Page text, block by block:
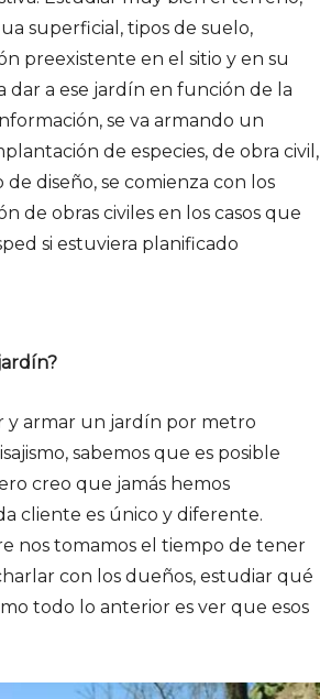
superficial, tipos de suelo,
preexistente en el sitio y en su
dar a ese jardín en función de la
se va armando un
de especies, de obra civil,
diseño, se comienza con los
de obras civiles en los casos que
si estuviera planificado
y armar un jardín por metro
sabemos que es posible
creo que jamás hemos
cliente es único y diferente.
nos tomamos el tiempo de tener
con los dueños, estudiar qué
todo lo anterior es ver que esos